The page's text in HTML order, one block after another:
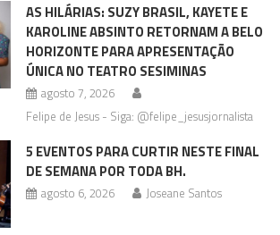
AS HILÁRIAS: SUZY BRASIL, KAYETE E
KAROLINE ABSINTO RETORNAM A BELO
HORIZONTE PARA APRESENTAÇÃO
ÚNICA NO TEATRO SESIMINAS
agosto 7, 2026
Felipe de Jesus - Siga: @felipe_jesusjornalista
5 EVENTOS PARA CURTIR NESTE FINAL
DE SEMANA POR TODA BH.
agosto 6, 2026 Joseane Santos